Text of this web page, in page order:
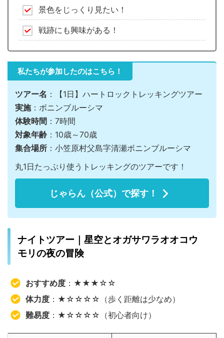
景色をじっくり見たい！
戦跡にも興味がある！
私たちが参加したのはこちら！
ツアー名 ：【1日】ハートロックトレッキングツアー
実施：ボニンブルーシマ
体験時間 ：7時間
対象年齢 ：10歳～70歳
集合場所 ：小笠原村父島字清瀬ボニンブルーシマ
丸1日たっぷり使うトレッキングのツアーです！
じゃらん（公式）で探す！
ナイトツアー｜星空とオガサワラオオコウ
モリの夜の冒険
おすすめ度 ：★★★☆☆
体力度 ：★☆☆☆☆（歩く距離は少なめ）
難易度 ：★☆☆☆☆（初心者向け）